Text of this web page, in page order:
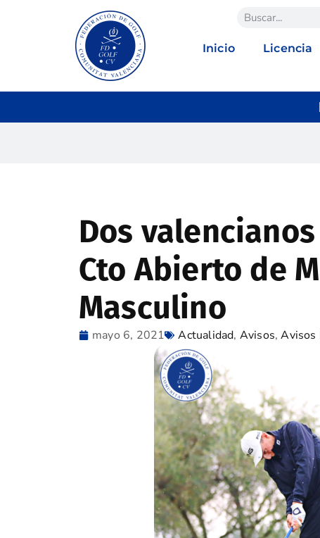
Inicio Licencia
Dos
Cto Abierto de
Masculino
mayo 6, 2021 Actualidad, Avisos,Avisos